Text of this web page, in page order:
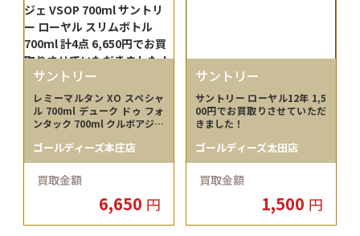
サントリー
レミーマルタン XO スペシャ
ル 700ml デューク ドゥ フォ
ンタック 700ml クルボアジェ
ヤル スリムボトル 700ml 計4
点 6,650円でお買取りさせて
いただきました！
ゴールディーズ本庄店
買取金額
6,650 円
サントリー
サントリー ローヤル12年 1,5
00円でお買取りさせていただ
きました！
ゴールディーズ太田店
買取金額
1,500 円